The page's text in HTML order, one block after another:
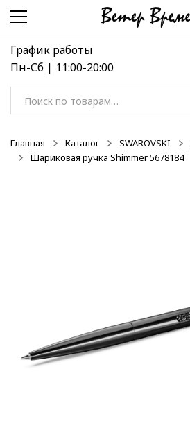
Перейти
навигации
Перейти
содержимому
График работы
Пн-Сб | 11:00-20:00
Искать:
Главная Каталог SWAROVSKI
Шариковая ручка Shimmer 5678184